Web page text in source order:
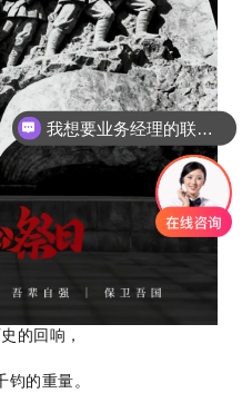
的回响，
的重量。